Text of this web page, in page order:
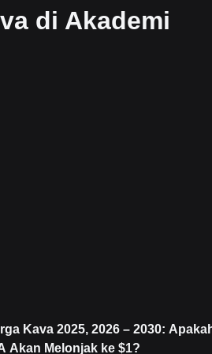
di Akademi
Kava 2025, 2026 – 2030:
Akan Melonjak ke $1?